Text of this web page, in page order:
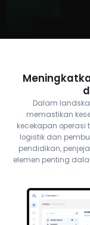
Dalam
memastikan
kecekapan
logistik dan
pendidikan,
elemen penting